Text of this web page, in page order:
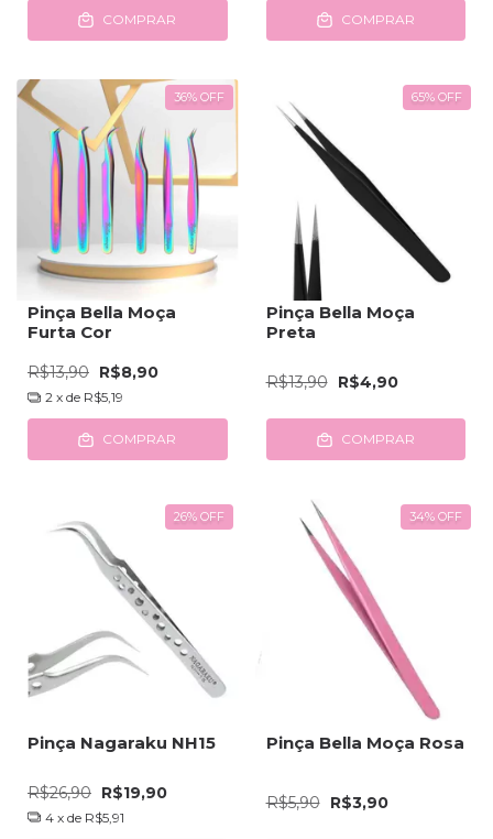
COMPRAR COMPRAR
36% OFF
Pinça Bella Moça
Furta Cor
R$13,90 R$8,90
2 x de R$5,19
COMPRAR
65% OFF
Pinça Bella Moça
Preta
R$13,90 R$4,90
COMPRAR
26% OFF
Pinça Nagaraku NH15
R$26,90 R$19,90
4 x de R$5,91
34% OFF
Pinça Bella Moça Rosa
R$5,90 R$3,90